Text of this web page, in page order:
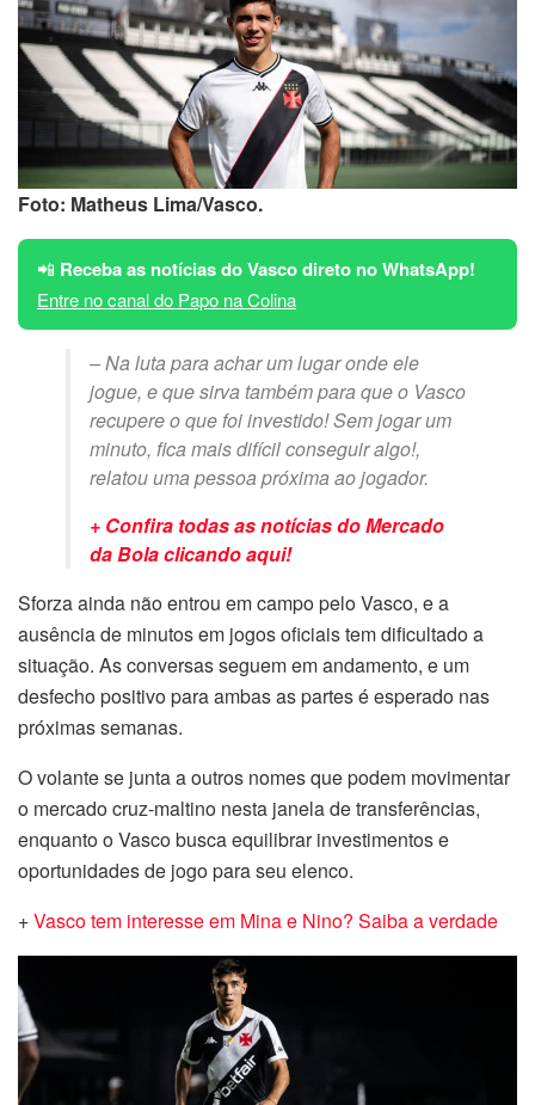
Foto: Matheus Lima/Vasco.
📲 Receba as notícias do Vasco direto no WhatsApp!
Entre no canal do Papo na Colina
– Na luta para achar um lugar onde ele
jogue, e que sirva também para que o Vasco
recupere o que foi investido! Sem jogar um
minuto, fica mais difícil conseguir algo!,
relatou uma pessoa próxima ao jogador.
+ Confira todas as notícias do Mercado
da Bola clicando aqui!
Sforza ainda não entrou em campo pelo Vasco, e a
ausência de minutos em jogos oficiais tem dificultado a
situação. As conversas seguem em andamento, e um
desfecho positivo para ambas as partes é esperado nas
próximas semanas.
O volante se junta a outros nomes que podem movimentar
o mercado cruz-maltino nesta janela de transferências,
enquanto o Vasco busca equilibrar investimentos e
oportunidades de jogo para seu elenco.
+Vasco tem interesse em Mina e Nino? Saiba a verdade